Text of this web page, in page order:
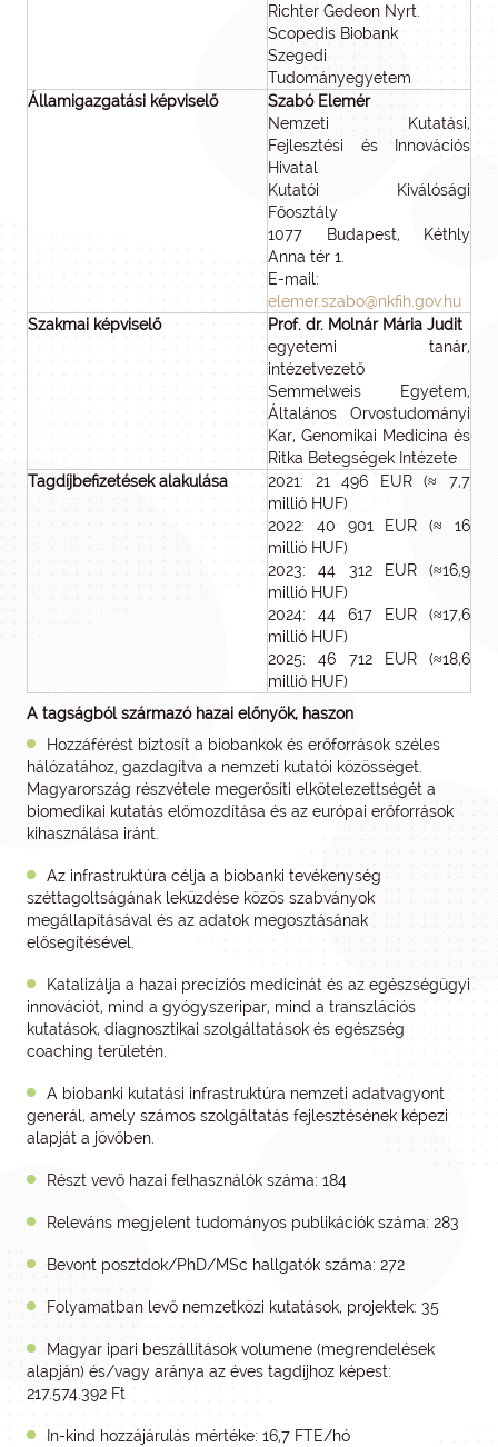
Richter Gedeon Nyrt.
Scopedis Biobank
Szegedi
Tudományegyetem
Államigazgatási képviselő
Szabó Elemér
Nemzeti Kutatási,
Fejlesztési és Innovációs
Hivatal
Kutatói Kiválósági
Főosztály
1077 Budapest, Kéthly
Anna tér 1.
E-mail:
elemer.szabo@nkfih.gov.hu
Szakmai képviselő
Prof. dr. Molnár Mária Judit
egyetemi tanár,
intézetvezető
Semmelweis Egyetem,
Általános Orvostudományi
Kar, Genomikai Medicina és
Ritka Betegségek Intézete
Tagdíjbefizetések alakulása
2021: 21 496 EUR (≈ 7,7
millió HUF)
2022: 40 901 EUR (≈ 16
millió HUF)
2023: 44 312 EUR (≈16,9
millió HUF)
2024: 44 617 EUR (≈17,6
millió HUF)
2025: 46 712 EUR (≈18,6
millió HUF)
A tagságból származó hazai előnyök, haszon
Hozzáférést biztosít a biobankok és erőforrások széles
hálózatához, gazdagítva a nemzeti kutatói közösséget.
Magyarország részvétele megerősíti elkötelezettségét a
biomedikai kutatás előmozdítása és az európai erőforrások
kihasználása iránt.
Az infrastruktúra célja a biobanki tevékenység
széttagoltságának leküzdése közös szabványok
megállapításával és az adatok megosztásának
elősegítésével.
Katalizálja a hazai precíziós medicinát és az egészségügyi
innovációt, mind a gyógyszeripar, mind a transzlációs
kutatások, diagnosztikai szolgáltatások és egészség
coaching területén.
A biobanki kutatási infrastruktúra nemzeti adatvagyont
generál, amely számos szolgáltatás fejlesztésének képezi
alapját a jövőben.
Részt vevő hazai felhasználók száma: 184
Releváns megjelent tudományos publikációk száma: 283
Bevont posztdok/PhD/MSc hallgatók száma: 272
Folyamatban levő nemzetközi kutatások, projektek: 35
Magyar ipari beszállítások volumene (megrendelések
alapján) és/vagy aránya az éves tagdíjhoz képest:
217.574.392 Ft
In-kind hozzájárulás mértéke: 16,7 FTE/hó